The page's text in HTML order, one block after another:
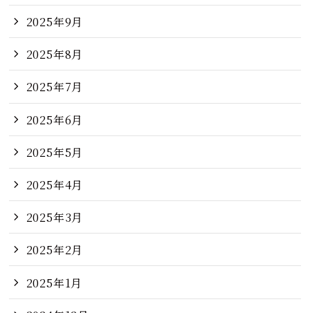
2025年9月
2025年8月
2025年7月
2025年6月
2025年5月
2025年4月
2025年3月
2025年2月
2025年1月